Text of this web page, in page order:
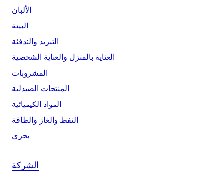
الألبان
البيئة
التبريد والتدفئة
العناية بالمنزل والعناية الشخصية
المشروبات
المنتجات الصيدلية
المواد الكيميائية
النفط والغاز والطاقة
بحري
الشركة